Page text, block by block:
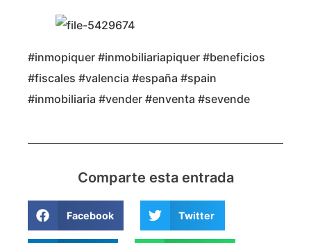
#inmopiquer #inmobiliariapiquer #beneficios
#fiscales #valencia #españa #spain
#inmobiliaria #vender #enventa #sevende
Comparte esta entrada
Facebook Twitter